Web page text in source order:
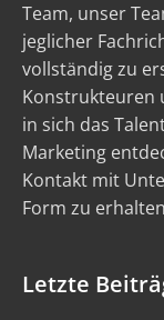
Team, unser
jeglicher
vollständig zu
Konstrukteuren
in sich das
Marketing
Kontakt mit
Form zu
Letzte